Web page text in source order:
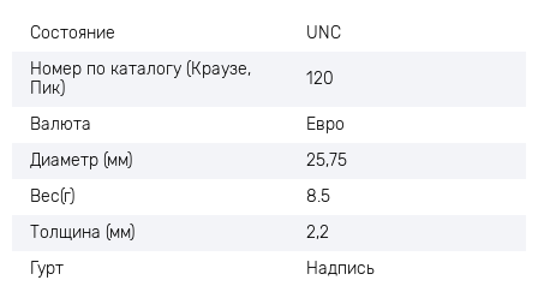
Состояние
UNC
Номер по каталогу (Краузе,
Пик)
120
Валюта
Евро
Диаметр (мм)
25,75
Вес(г)
8.5
Толщина (мм)
2,2
Гурт
Надпись